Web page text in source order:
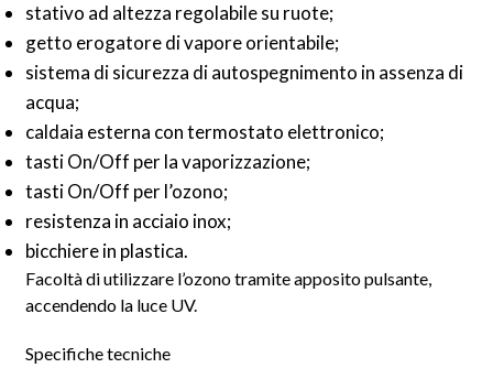
stativo ad altezza regolabile su ruote;
getto erogatore di vapore orientabile;
sistema di sicurezza di autospegnimento in assenza di
acqua;
caldaia esterna con termostato elettronico;
tasti On/Off per la vaporizzazione;
tasti On/Off per l’ozono;
resistenza in acciaio inox;
bicchiere in plastica.
Facoltà di utilizzare l’ozono tramite apposito pulsante,
accendendo la luce UV.
Specifiche tecniche